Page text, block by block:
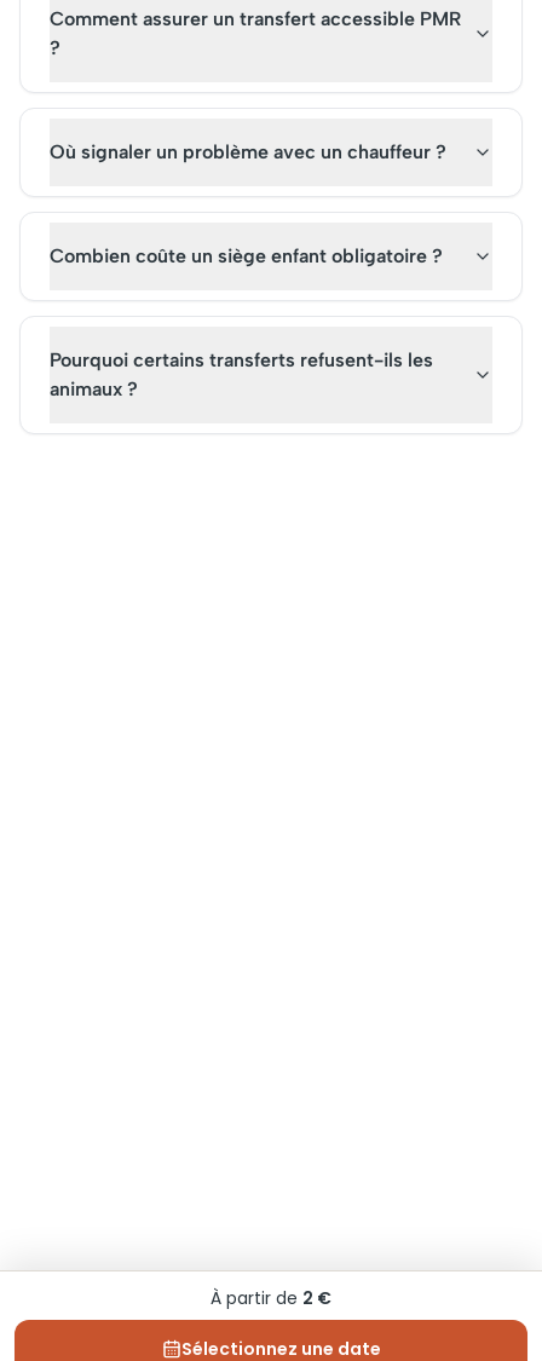
Comment assurer un transfert accessible PMR
?
Où signaler un problème avec un chauffeur ?
Combien coûte un siège enfant obligatoire ?
Pourquoi certains transferts refusent-ils les
animaux ?
À partir de 2 €
Sélectionnez une date